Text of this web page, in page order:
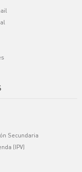
Secundaria
(IPV)